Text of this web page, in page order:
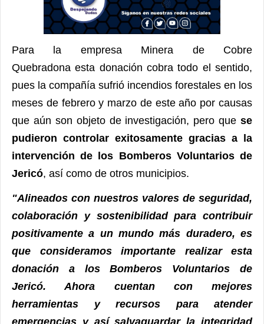
Para la empresa Minera de Cobre
Quebradona esta donación cobra todo el sentido,
pues la compañía sufrió incendios forestales en los
meses de febrero y marzo de este año por causas
que aún son objeto de investigación, pero que se
pudieron controlar exitosamente gracias a la
intervención de los Bomberos Voluntarios de
Jericó, así como de otros municipios.
"Alineados con nuestros valores de seguridad,
colaboración y sostenibilidadpara contribuir
positivamente a un mundo más duradero, es
que consideramos importante realizar esta
donación a los Bomberos Voluntarios de
Jericó. Ahora cuentan con mejores
herramientas y recursos para atender
emergencias y así salvaguardar la integridad